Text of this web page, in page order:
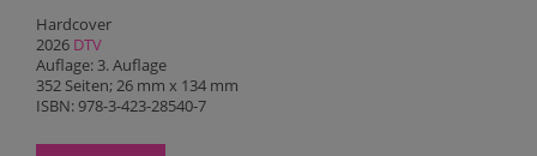
Hardcover
2026 DTV
Auflage: 3. Auflage
352 Seiten; 26 mm x 134 mm
ISBN: 978-3-423-28540-7